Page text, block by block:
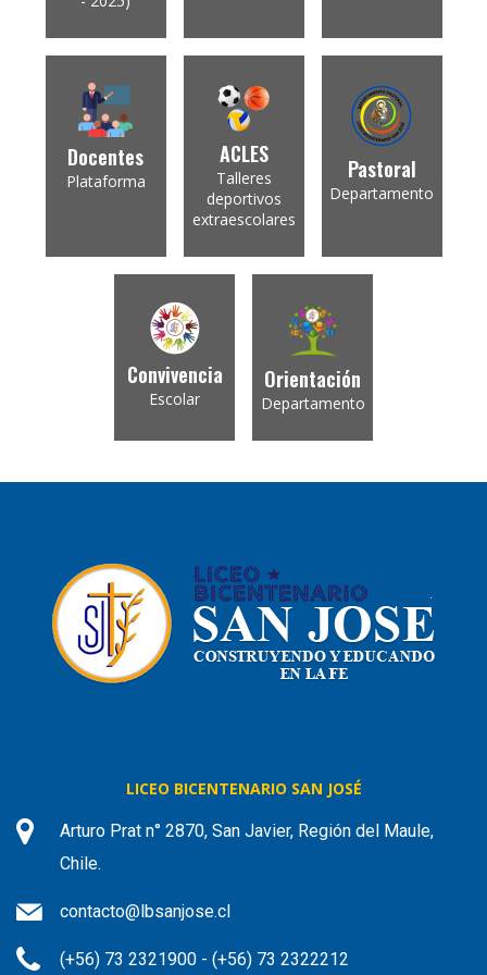
Docentes
Plataforma
ACLES
Talleres
deportivos
extraescolares
Pastoral
Departamento
Convivencia
Escolar
Orientación
Departamento
LICEO BICENTENARIO SAN JOSÉ
Arturo Prat n° 2870, San Javier, Región del Maule,
Chile.
contacto@lbsanjose.cl
(+56) 73 2321900 - (+56) 73 2322212